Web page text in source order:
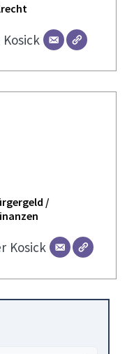
Kosick
/
Kosick